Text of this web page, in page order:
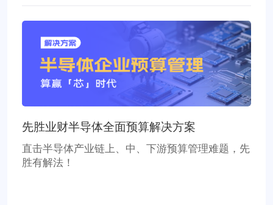
先胜业财半导体全面预算解决方案
直击半导体产业链上、中、下游预算管理难题，先
胜有解法！